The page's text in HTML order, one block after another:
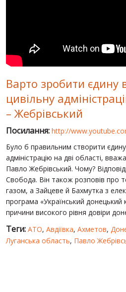
ПУБЛІЧНІ ЛЮДИ
РОСІЙСЬКО-УКРАЇНСЬКА ВІЙНА
"WINTER ON FIRE"
ХРОНОЛОГІЯ ЄВРОМАЙДАНУ
Варто зробити єдину
цивільну
– Жебрівський
Посилання: http://
Було б правильним створити єдину
адміністрацію на дві області,
Павло Жебрівський. Чому?
Свобода. Він також розповів про
газом, а Зайцеве й Бахмутка з
програма «Український донецький
причини високого рівня довіри
Теги: АТО, Авдіївка, Ахметов,
Луганська область, Павло